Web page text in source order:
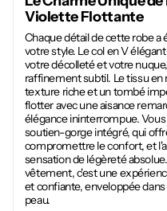
Violette Flottante
Chaque détail de cette robe
votre style. Le col en V
votre décolleté et votre
raffinement subtil. Le tissu
texture riche et un tombé
flotter avec une aisance
élégance ininterrompue.
soutien-gorge intégré, qui
compromettre le confort, et
sensation de légèreté
vêtement, c'est une
et confiante, enveloppée
peau.